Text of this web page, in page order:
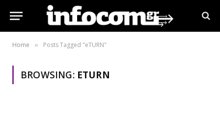
Home » Posts Tagged "eΤURN"
BROWSING: EΤURN